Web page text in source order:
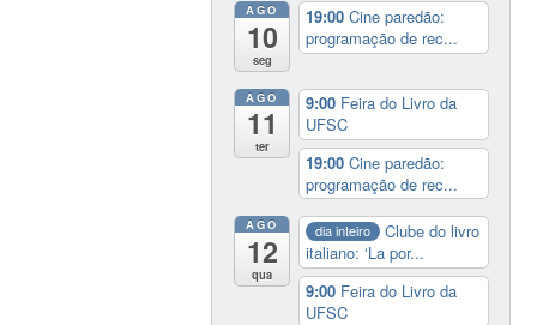
AGO
10
seg
19:00Cine paredão:
programação de rec...
AGO
11
ter
9:00 Feira do Livro da
UFSC
19:00Cine paredão:
programação de rec...
AGO
12
qua
dia inteiro
Clube do livro
italiano: ‘La por...
9:00 Feira do Livro da
UFSC